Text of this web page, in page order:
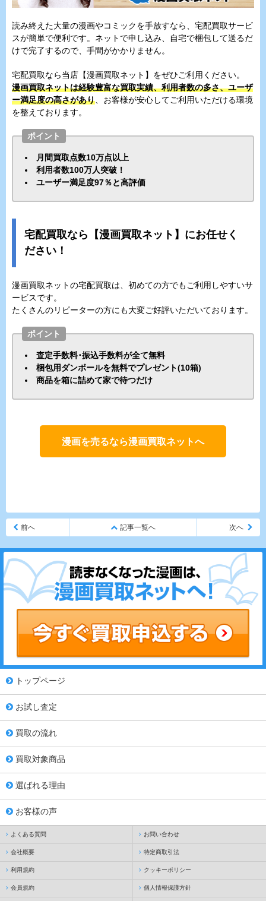
読み終えた大量の漫画やコミックを手放すなら、宅配買取サービ
スが簡単で便利です。ネットで申し込み、自宅で梱包して送るだ
けで完了するので、手間がかかりません。
宅配買取なら当店【漫画買取ネット】をぜひご利用ください。
漫画買取ネットは経験豊富な買取実績、利用者数の多さ、ユーザ
ー満足度の高さがあり 、お客様が安心してご利用いただける環境
を整えております。
ポイント
月間買取点数10万点以上
利用者数100万人突破！
ユーザー満足度97％と高評価
宅配買取なら【漫画買取ネット】にお任せく
ださい！
漫画買取ネットの宅配買取は、初めての方でもご利用しやすいサ
ービスです。
たくさんのリピーターの方にも大変ご好評いただいております。
ポイント
査定手数料･振込手数料が全て無料
梱包用ダンボールを無料でプレゼント(10箱)
商品を箱に詰めて家で待つだけ
漫画を売るなら漫画買取ネットへ
前へ 記事一覧へ 次へ
トップページ
お試し査定
買取の流れ
買取対象商品
選ばれる理由
お客様の声
よくある質問 お問い合わせ
会社概要 特定商取引法
利用規約 クッキーポリシー
会員規約 個人情報保護方針